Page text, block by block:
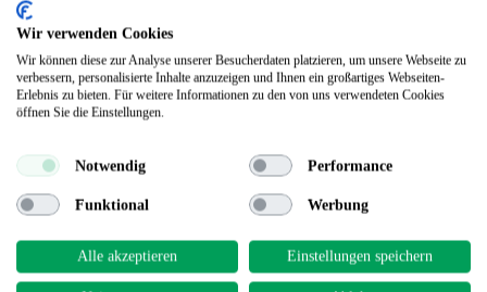
Terrassendielen
Wir verwenden Cookies
Wir können diese zur Analyse unserer Besucherdaten platzieren, um unsere Webseite zu
verbessern, personalisierte Inhalte anzuzeigen und Ihnen ein großartiges Webseiten-
Erlebnis zu bieten. Für weitere Informationen zu den von uns verwendeten Cookies
öffnen Sie die Einstellungen.
Notwendig Performance
Funktional Werbung
Alle akzeptieren Einstellungen speichern